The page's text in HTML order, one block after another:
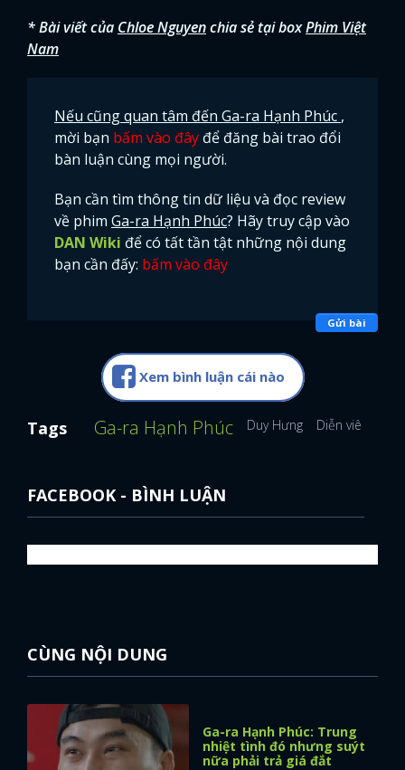
* Bài viết của Chloe Nguyenchia sẻ tại boxPhim Việt
Nam
Nếu cũng quan tâm đến Ga-ra Hạnh Phúc ,
mời bạn bấm vào đây để đăng bài trao đổi
bàn luận cùng mọi người.
Bạn cần tìm thông tin dữ liệu và đọc review
về phim Ga-ra Hạnh Phúc? Hãy truy cập vào
DAN Wiki để có tất tần tật những nội dung
bạn cần đấy: bấm vào đây
Gửi bài
Xem bình luận cái nào
Tags Ga-ra Hạnh Phúc Duy Hưng Diễn viên Bảo
FACEBOOK - BÌNH LUẬN
CÙNG NỘI DUNG
Ga-ra Hạnh Phúc: Trung
nhiệt tình đó nhưng suýt
nữa phải trả giá đắt